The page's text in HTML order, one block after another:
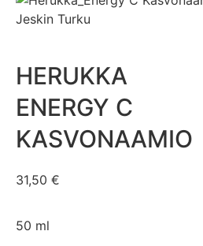
HERUKKA
ENERGY C
KASVONAAMIO
31,50 €
50 ml